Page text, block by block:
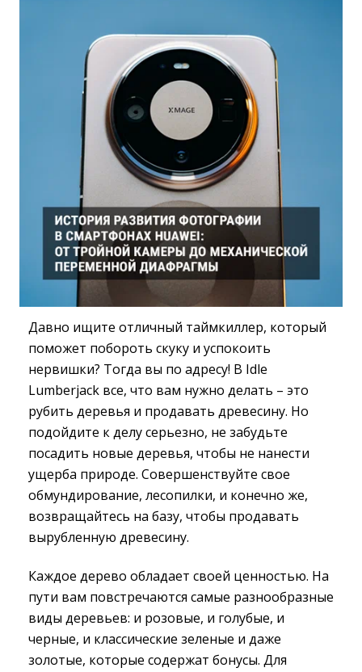
Давно ищите отличный таймкиллер, который
поможет побороть скуку и успокоить
нервишки? Тогда вы по адресу! В Idle
Lumberjack все, что вам нужно делать – это
рубить деревья и продавать древесину. Но
подойдите к делу серьезно, не забудьте
посадить новые деревья, чтобы не нанести
ущерба природе. Совершенствуйте свое
обмундирование, лесопилки, и конечно же,
возвращайтесь на базу, чтобы продавать
вырубленную древесину.
Каждое дерево обладает своей ценностью. На
пути вам повстречаются самые разнообразные
виды деревьев: и розовые, и голубые, и
черные, и классические зеленые и даже
золотые, которые содержат бонусы. Для